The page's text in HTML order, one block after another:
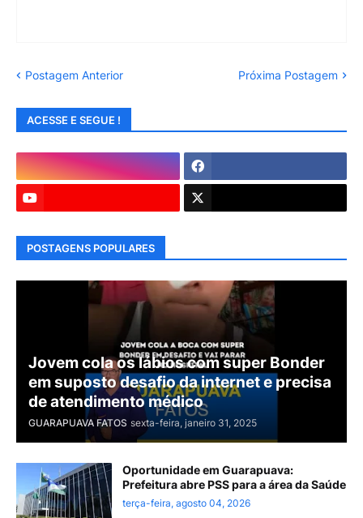
Postagem Anterior Próxima Postagem
ACESSE E SEGUE !
POSTAGENS POPULARES
Jovem cola os lábios com super Bonder
em suposto desafio da internet e precisa
de atendimento médico
GUARAPUAVA FATOS sexta-feira, janeiro 31, 2025
Oportunidade em Guarapuava:
Prefeitura abre PSS para a área da Saúde
terça-feira, agosto 04, 2026